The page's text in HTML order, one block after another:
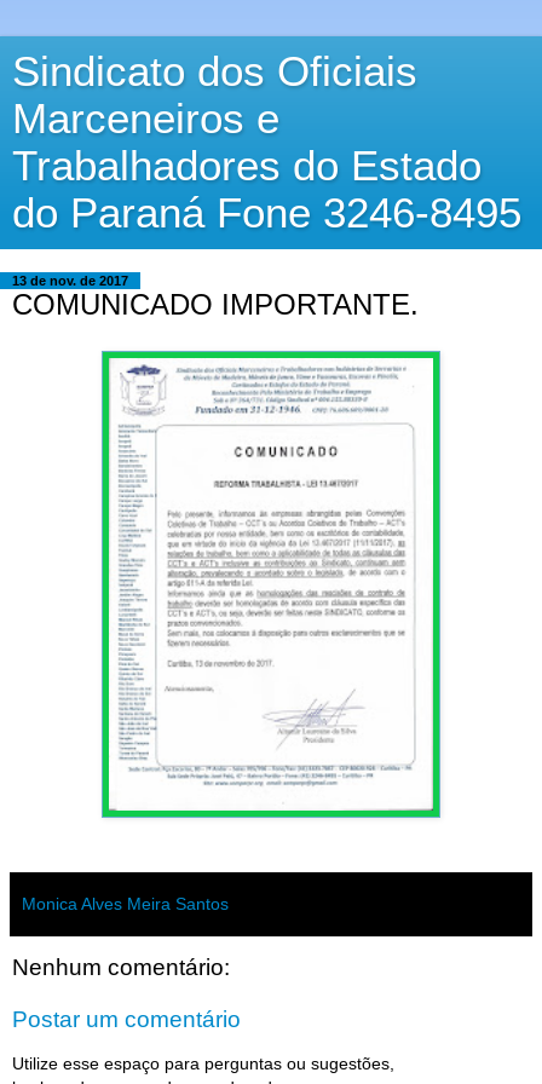
Sindicato dos Oficiais
Marceneiros e
Trabalhadores do Estado
do Paraná Fone 3246-8495
13 de nov. de 2017
COMUNICADO IMPORTANTE.
Monica Alves Meira Santos
Nenhum comentário:
Postar um comentário
Utilize esse espaço para perguntas ou sugestões,